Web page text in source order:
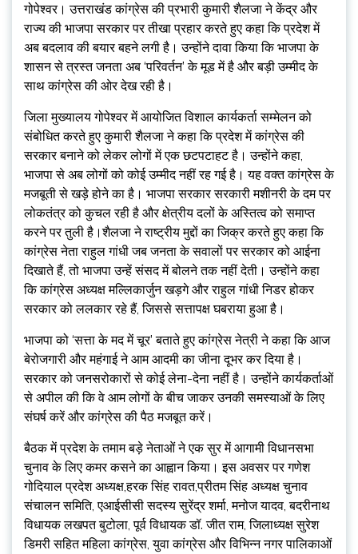
गोपेश्वर। उत्तराखंड कांग्रेस की प्रभारी कुमारी शैलजा ने केंद्र और
राज्य की भाजपा सरकार पर तीखा प्रहार करते हुए कहा कि प्रदेश में
अब बदलाव की बयार बहने लगी है। उन्होंने दावा किया कि भाजपा के
शासन से त्रस्त जनता अब ‘परिवर्तन’ के मूड में है और बड़ी उम्मीद के
साथ कांग्रेस की ओर देख रही है।
जिला मुख्यालय गोपेश्वर में आयोजित विशाल कार्यकर्ता सम्मेलन को
संबोधित करते हुए कुमारी शैलजा ने कहा कि प्रदेश में कांग्रेस की
सरकार बनाने को लेकर लोगों में एक छटपटाहट है। उन्होंने कहा,
भाजपा से अब लोगों को कोई उम्मीद नहीं रह गई है। यह वक्त कांग्रेस के
मजबूती से खड़े होने का है। भाजपा सरकार सरकारी मशीनरी के दम पर
लोकतंत्र को कुचल रही है और क्षेत्रीय दलों के अस्तित्व को समाप्त
करने पर तुली है।शैलजा ने राष्ट्रीय मुद्दों का जिक्र करते हुए कहा कि
कांग्रेस नेता राहुल गांधी जब जनता के सवालों पर सरकार को आईना
दिखाते हैं, तो भाजपा उन्हें संसद में बोलने तक नहीं देती। उन्होंने कहा
कि कांग्रेस अध्यक्ष मल्लिकार्जुन खड़गे और राहुल गांधी निडर होकर
सरकार को ललकार रहे हैं, जिससे सत्तापक्ष घबराया हुआ है।
भाजपा को ‘सत्ता के मद में चूर’ बताते हुए कांग्रेस नेत्री ने कहा कि आज
बेरोजगारी और महंगाई ने आम आदमी का जीना दूभर कर दिया है।
सरकार को जनसरोकारों से कोई लेना-देना नहीं है। उन्होंने कार्यकर्ताओं
से अपील की कि वे आम लोगों के बीच जाकर उनकी समस्याओं के लिए
संघर्ष करें और कांग्रेस की पैठ मजबूत करें।
बैठक में प्रदेश के तमाम बड़े नेताओं ने एक सुर में आगामी विधानसभा
चुनाव के लिए कमर कसने का आह्वान किया। इस अवसर पर गणेश
गोदियाल प्रदेश अध्यक्ष,हरक सिंह रावत,प्रीतम सिंह अध्यक्ष चुनाव
संचालन समिति, एआईसीसी सदस्य सुरेंद्र शर्मा, मनोज यादव, बदरीनाथ
विधायक लखपत बुटोला, पूर्व विधायक डॉ. जीत राम, जिलाध्यक्ष सुरेश
डिमरी सहित महिला कांग्रेस, युवा कांग्रेस और विभिन्न नगर पालिकाओं